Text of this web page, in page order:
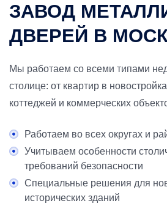
ЗАВОД
ДВЕРЕЙ В
Мы работаем со всеми типами
столице: от квартир в
коттеджей и коммерческих
Работаем во всех округах и
Учитываем особенности
требований безопасности
Специальные решения для
исторических зданий